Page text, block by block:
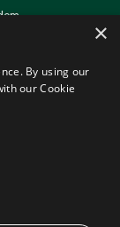
×
By using our
our Cookie